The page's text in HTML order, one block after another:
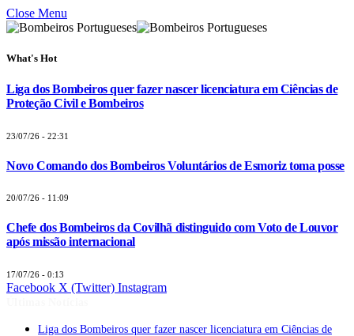
Close Menu
What's Hot
Liga dos Bombeiros quer fazer nascer licenciatura em Ciências de
Proteção Civil e Bombeiros
23/07/26 - 22:31
Novo Comando dos Bombeiros Voluntários de Esmoriz toma posse
20/07/26 - 11:09
Chefe dos Bombeiros da Covilhã distinguido com Voto de Louvor
após missão internacional
17/07/26 - 0:13
Facebook X (Twitter) Instagram
Liga dos Bombeiros quer fazer nascer licenciatura em Ciências de